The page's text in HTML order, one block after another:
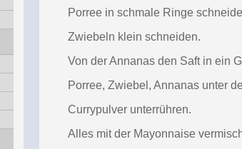
Porree in schmale Ringe
Zwiebeln klein schneiden.
Von der Annanas den Saft in ein
Porree, Zwiebel, Annanas unter
Currypulver unterrühren.
Alles mit der Mayonnaise